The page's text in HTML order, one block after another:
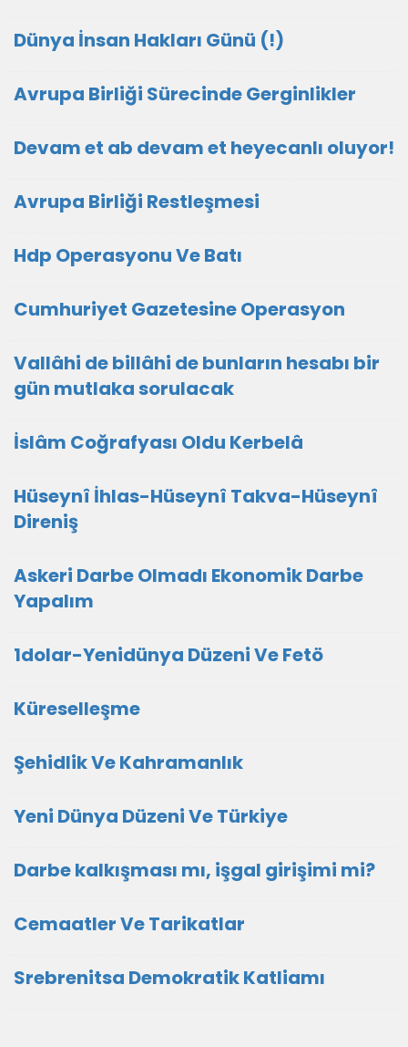
Dünya İnsan Hakları Günü (!)
Avrupa Birliği Sürecinde Gerginlikler
Devam et ab devam et heyecanlı oluyor!
Avrupa Birliği Restleşmesi
Hdp Operasyonu Ve Batı
Cumhuriyet Gazetesine Operasyon
Vallâhi de billâhi de bunların hesabı bir
gün mutlaka sorulacak
İslâm Coğrafyası Oldu Kerbelâ
Hüseynî İhlas-Hüseynî Takva-Hüseynî
Direniş
Askeri Darbe Olmadı Ekonomik Darbe
Yapalım
1dolar-Yenidünya Düzeni Ve Fetö
Küreselleşme
Şehidlik Ve Kahramanlık
Yeni Dünya Düzeni Ve Türkiye
Darbe kalkışması mı, işgal girişimi mi?
Cemaatler Ve Tarikatlar
Srebrenitsa Demokratik Katliamı